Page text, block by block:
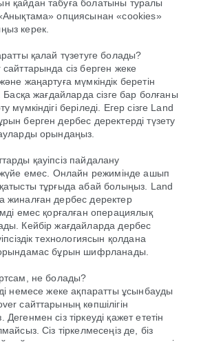
қайдан табуға болатыны туралы
опциясынан «cookies»
керек.
қалай түзетуге болады?
сіз берген жеке
жаңартуға мүмкіндік беретін
Басқа жағдайларда сізге бар болғаны
мүмкіндігі беріледі. Егер сізге Land
берген дербес деректерді түзету
орындаңыз.
қауіпсіз пайдалану
жүйе емес. Онлайн режимінде ашып
тұрғыда абай болыңыз. Land
жиналған дербес деректер
емес қорғалған операциялық
Кейбір жағдайларда дербес
технологиясын қолдана
бұрын шифрланады.
не болады?
немесе жеке ақпаратты ұсынбауды
сайттарының көпшілігін
сіз тіркеуді қажет ететін
Сіз тіркелмесеңіз де, біз